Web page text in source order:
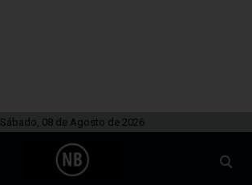
Sábado, 08 de Agosto de 2026